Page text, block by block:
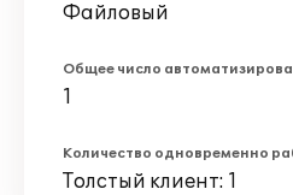
Файловый
Общее число
1
Количество одновременно
Толстый клиент: 1